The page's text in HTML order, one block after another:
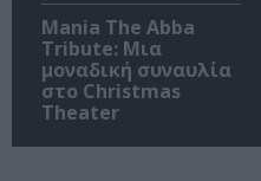
Mania The Abba
Tribute: Μια
μοναδική συναυλία
στο Christmas
Theater